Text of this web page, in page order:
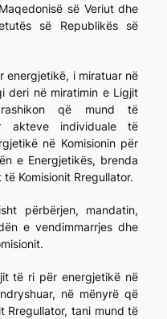
së Veriut dhe
së Republikës së
energjetikë, i miratuar në
deri në miratimin e Ligjit
që mund të
akteve individuale të
në Komisionin për
e Energjetikës, brenda
Komisionit Rregullator.
përbërjen, mandatin,
e vendimmarrjes dhe
të ri për energjetikë në
në mënyrë që
Rregullator, tani mund të